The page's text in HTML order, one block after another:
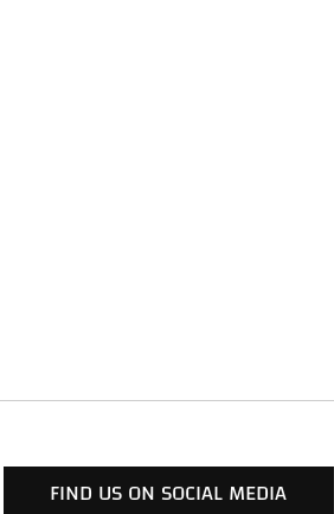
FIND US ON SOCIAL MEDIA